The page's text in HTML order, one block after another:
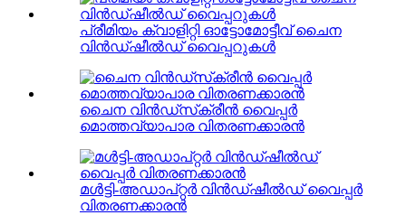
പ്രീമിയം ക്വാളിറ്റി ഓട്ടോമോട്ടീവ് ചൈന
വിൻഡ്ഷീൽഡ് വൈപ്പറുകൾ
ചൈന വിൻഡ്‌സ്‌ക്രീൻ വൈപ്പർ
മൊത്തവ്യാപാര വിതരണക്കാരൻ
മൾട്ടി-അഡാപ്റ്റർ വിൻഡ്ഷീൽഡ് വൈപ്പർ
വിതരണക്കാരൻ